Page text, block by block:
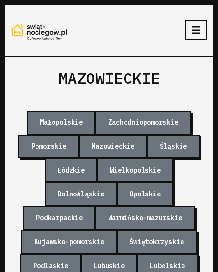
MAZOWIECKIE
Małopolskie Zachodniopomorskie
Pomorskie Mazowieckie Śląskie
Łódzkie Wielkopolskie
Dolnośląskie Opolskie
Podkarpackie Warmińsko-mazurskie
Kujawsko-pomorskie Świętokrzyskie
Podlaskie Lubuskie Lubelskie